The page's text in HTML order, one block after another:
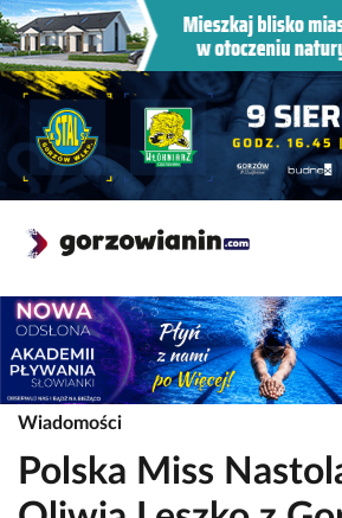
Wiadomości
Polska Miss